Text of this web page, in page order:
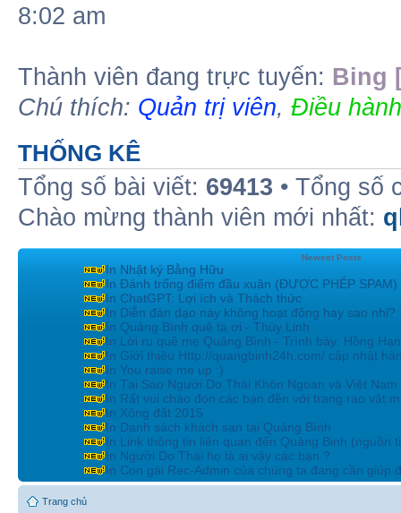
8:02 am
Thành viên đang trực tuyến: Bing
Chú thích: Quản trị viên, Điều
THỐNG KÊ
Tổng số bài viết: 69413 • Tổng số
Chào mừng thành viên mới nhất:
Newest Posts
In Nhật ký Bằng Hữu
In Đánh trống điểm đầu xuân (ĐƯỢC PHÉP SPAM)
In ChatGPT: Lợi ích và Thách thức
In Diễn đàn dạo này không hoạt động hay sao nhỉ?
In Quảng Bình quê ta ơi - Thùy Linh
In Lời ru quê mẹ Quảng Bình - Trình bày: Hồng
In Giới thiệu Http://quangbinh24h.com/ cập nhật
In You raise me up :)
In Tại Sao Người Do Thái Khôn Ngoan và Việt
In Rất vui chào đón các bạn đền với trang rao vặt
In Xông đất 2015
In Danh sách khách sạn tại Quảng Bình
In Link thông tin liên quan đến Quảng Binh (nguồn
In Người Do Thái họ là ai vậy các bạn ?
In Con gái Rec-Admin của chúng ta đang cần giúp
Trang chủ